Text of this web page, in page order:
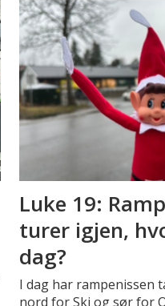
Luke 19:
turer igjen,
dag?
I dag har rampenissen
nord for Ski og sør for